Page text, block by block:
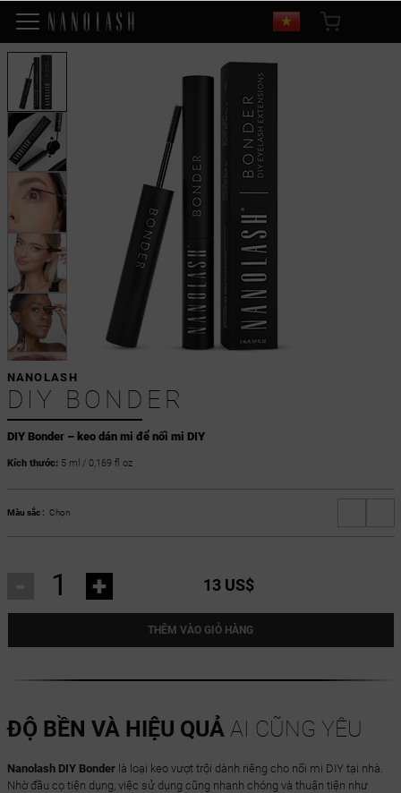
DIY Bonder – keo dán mi để nối mi DIY
NANOLASH
DIY BONDER
Kích thước:5 ml / 0,169 fl oz
Màu sắc : Chọn
+ 13 US$
THÊM VÀO GIỎ HÀNG
ĐỘ BỀN VÀ HIỆU QUẢ AI CŨNG YÊU
Nanolash DIY Bonderlà loại keo vượt trội dành riêng cho nối mi DIY tại nhà.
Nhờ đầu cọ tiện dụng, việc sử dụng cũng nhanh chóng và thuận tiện như